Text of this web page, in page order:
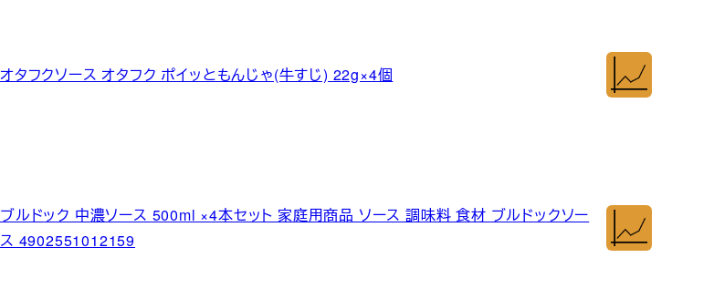
オタフクソース オタフク ポイッともんじゃ(牛すじ) 22g×4個
ブルドック 中濃ソース 500ml ×4本セット 家庭用商品 ソース 調味料 食材 ブルドックソー
ス 4902551012159